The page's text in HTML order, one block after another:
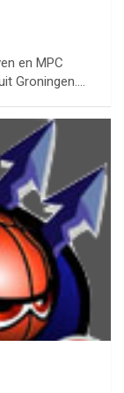
en MPC
Groningen.…